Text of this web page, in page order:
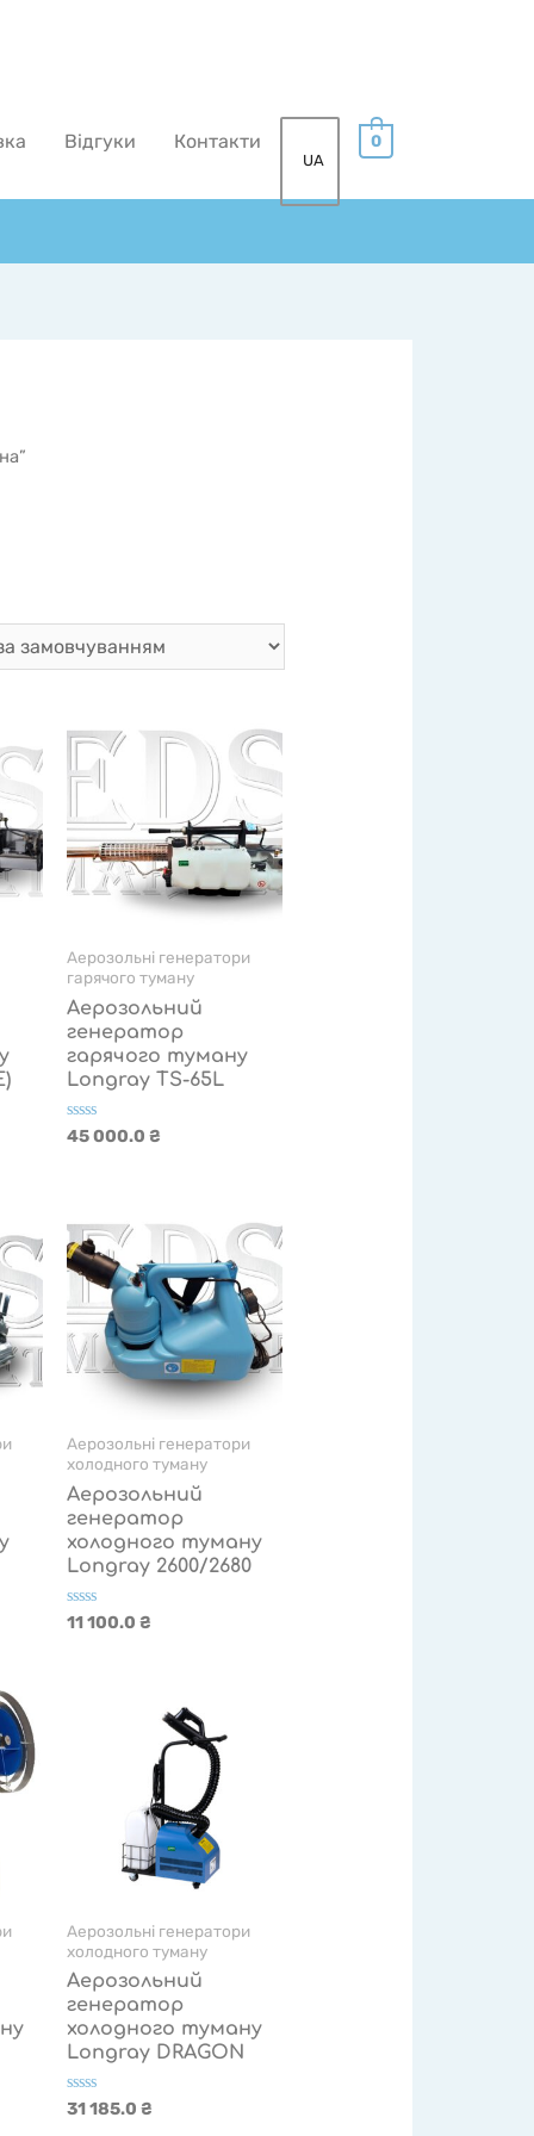
Відгуки Контакти
UA
0
Аерозольні генератори
гарячого туману
Аерозольний
генератор
гарячого туману
Longray TS-65L
Оцінено
45 000.0₴
Аерозольні генератори
холодного туману
Аерозольний
генератор
холодного туману
Longray 2600/2680
Оцінено
11 100.0₴
Аерозольні генератори
холодного туману
Аерозольний
генератор
холодного туману
Longray DRAGON
Оцінено
31 185.0₴